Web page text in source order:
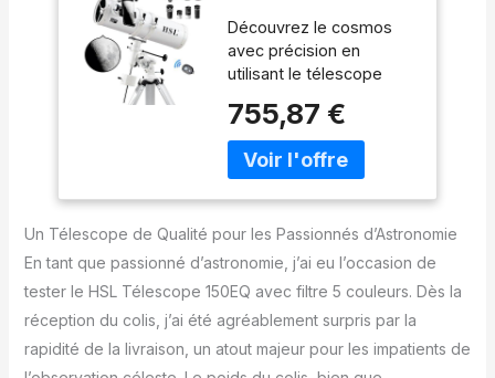
Réflecteur
newtonien à grande
ouverture de 150
mm pour adultes,
télescope équatorial
manuel livré avec
lentille de Barlow 3X
Découvrez le cosmos
avec précision en
utilisant le télescope
Installation sans effort,
ouverture de 150 mm +
objectif de 750 mm pour
précision avec notre
support équatorial
allemand manuel. Suivez
douceur à l'aide du levier
d'altitude au ralenti.
755,87 €
Un Télescope de Qualité pour les Passionnés d’Astronomie
En tant que passionné d’astronomie, j’ai eu l’occasion de
tester le HSL Télescope 150EQ avec filtre 5 couleurs. Dès la
réception du colis, j’ai été agréablement surpris par la
rapidité de la livraison, un atout majeur pour les impatients de